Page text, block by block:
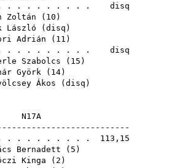
. . . . . . . . . disq
Zoltán ( 10 )
László ( disq )
Adrián ( 11 )
. . . . . . . . . disq
Szabolcs ( 15 )
Györk ( 14)
Ákos ( disq )
N17A
. . . . . . . . . 113,15
Bernadett ( 5 )
Kinga ( 2 )